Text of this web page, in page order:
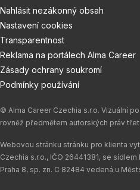
Nahlásit nezákonný obsah
Nastavení cookies
Transparentnost
Reklama na portálech Alma Career
Zásady ochrany soukromí
Podmínky používání
© Alma Career Czechia s.r.o. Vizuální
rovněž předmětem autorských práv
Webovou stránku stránku pro klienta
Czechia s.r.o., IČO 26441381, se
Praha 8, sp. zn. C 82484 vedená u